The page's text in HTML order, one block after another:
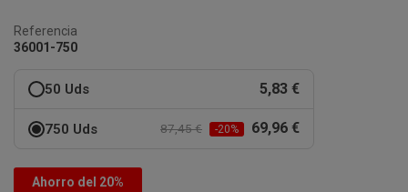
Referencia
36001-750
50 Uds 5,83 €
750 Uds 87,45 € -20% 69,96 €
Ahorro del 20%